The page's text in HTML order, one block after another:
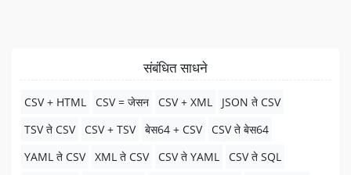
संबंधित साधने
CSV + HTML CSV = जेसन CSV + XML
JSON ते CSV
TSV ते CSV
CSV + TSV बेस64 + CSV
CSV ते बेस64
YAML ते CSV
XML ते CSV CSV ते YAML
CSV ते SQL